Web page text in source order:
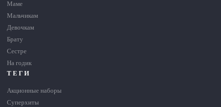
Маме
Мальчикам
Девочкам
Брату
Сестре
На годик
ТЕГИ
Акционные наборы
Суперхиты